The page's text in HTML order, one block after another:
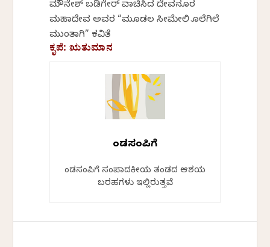
ಮೌನೇಶ್ ಬಡಿಗೇರ್‌ ವಾಚಿಸಿದ ದೇವನೂರ
ಮಹಾದೇವ ಅವರ “ಮೂಡಲ ಸೀಮೇಲಿ ಕೊಲೆಗಿಲೆ
ಮುಂತಾಗಿ” ಕವಿತೆ
ಕೃಪೆ: ಋತುಮಾನ
ಕೆಂಡಸಂಪಿಗೆ
ಕೆಂಡಸಂಪಿಗೆ ಸಂಪಾದಕೀಯ ತಂಡದ ಆಶಯ
ಬರಹಗಳು ಇಲ್ಲಿರುತ್ತವೆ